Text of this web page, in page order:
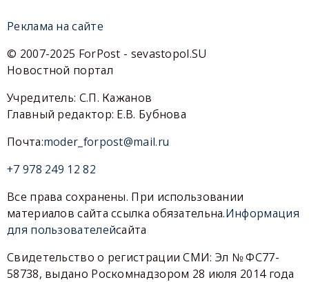
Реклама на сайте
© 2007-2025 ForPost - sevastopol.SU
Новостной портал
Учредитель: С.П. Кажанов
Главный редактор: Е.В. Бубнова
Почта:moder_forpost@mail.ru
+7 978 249 12 82
Все права сохранены. При использовании
материалов сайта ссылка обязательна.Информация
для пользователейсайта
Свидетельство о регистрации СМИ: Эл № ФС77-
58738, выдано Роскомнадзором 28 июля 2014 года